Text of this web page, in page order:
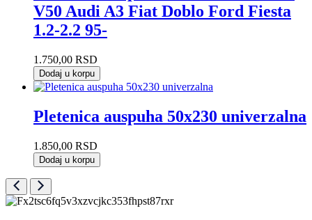
V50 Audi A3 Fiat Doblo Ford Fiesta
1.2-2.2 95-
1.750,00 RSD
Dodaj u korpu
Pletenica auspuha 50x230 univerzalna
1.850,00 RSD
Dodaj u korpu